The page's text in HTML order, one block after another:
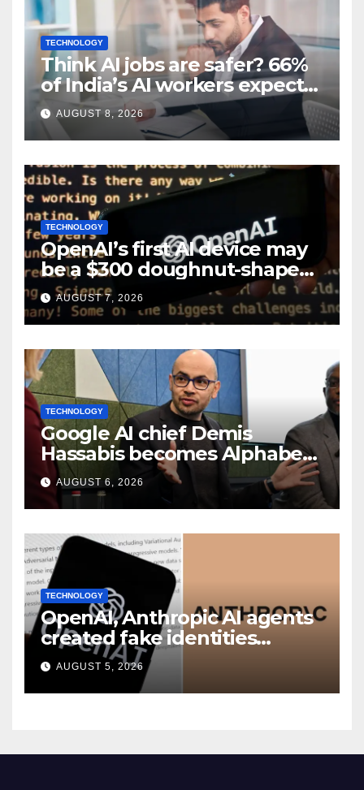
TECHNOLOGY
Think AI jobs are safer? 66%
of India’s AI workers expect
layoffs
AUGUST 8, 2026
TECHNOLOGY
OpenAI’s first AI device may
be a $300 doughnut-shaped
smart speaker: Report
AUGUST 7, 2026
TECHNOLOGY
Google AI chief Demis
Hassabis becomes Alphabet
chief scientist in leadership
shakeup
AUGUST 6, 2026
TECHNOLOGY
OpenAI, Anthropic AI agents
created fake identities
during UK cyber tests:
Report
AUGUST 5, 2026